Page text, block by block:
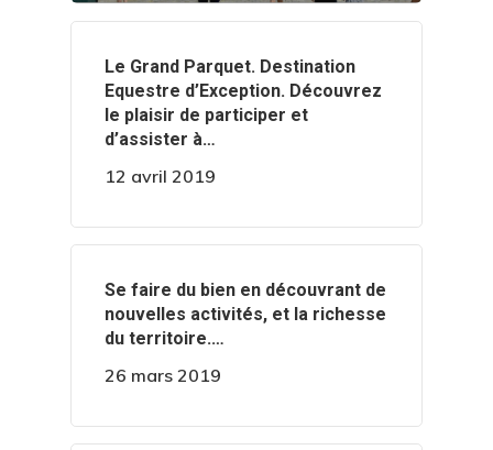
‍️Le Grand Parquet. Destination
Equestre d’Exception. Découvrez
le plaisir de participer et
d’assister à…
12 avril 2019
‍️Se faire du bien en découvrant de
nouvelles activités, et la richesse
du territoire.…
26 mars 2019